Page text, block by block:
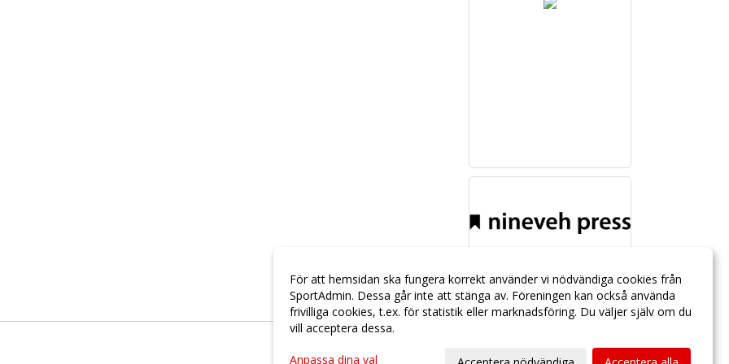
För att hemsidan ska fungera korrekt använder vi nödvändiga cookies från
SportAdmin. Dessa går inte att stänga av. Föreningen kan också använda
frivilliga cookies, t.ex. för statistik eller marknadsföring. Du väljer själv om du
vill acceptera dessa.
Anpassa dina val